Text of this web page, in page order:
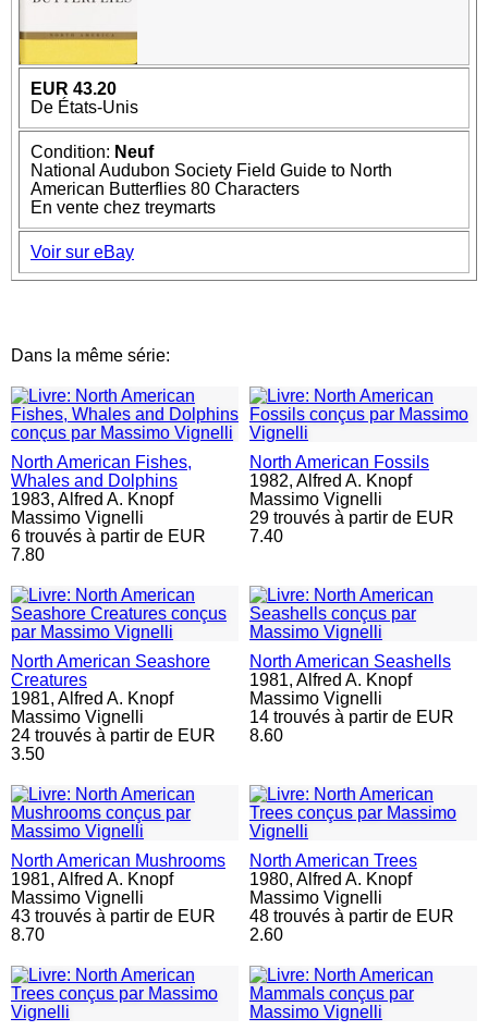
EUR 43.20
De États-Unis
Condition: Neuf
National Audubon Society Field Guide to North
American Butterflies 80 Characters
En vente chez treymarts
Voir sur eBay
Dans la même série:
North American Fishes,
Whales and Dolphins
1983, Alfred A. Knopf
Massimo Vignelli
6 trouvés à partir de EUR
7.80
North American Fossils
1982, Alfred A. Knopf
Massimo Vignelli
29 trouvés à partir de EUR
7.40
North American Seashore
Creatures
1981, Alfred A. Knopf
Massimo Vignelli
24 trouvés à partir de EUR
3.50
North American Seashells
1981, Alfred A. Knopf
Massimo Vignelli
14 trouvés à partir de EUR
8.60
North American Mushrooms
1981, Alfred A. Knopf
Massimo Vignelli
43 trouvés à partir de EUR
8.70
North American Trees
1980, Alfred A. Knopf
Massimo Vignelli
48 trouvés à partir de EUR
2.60